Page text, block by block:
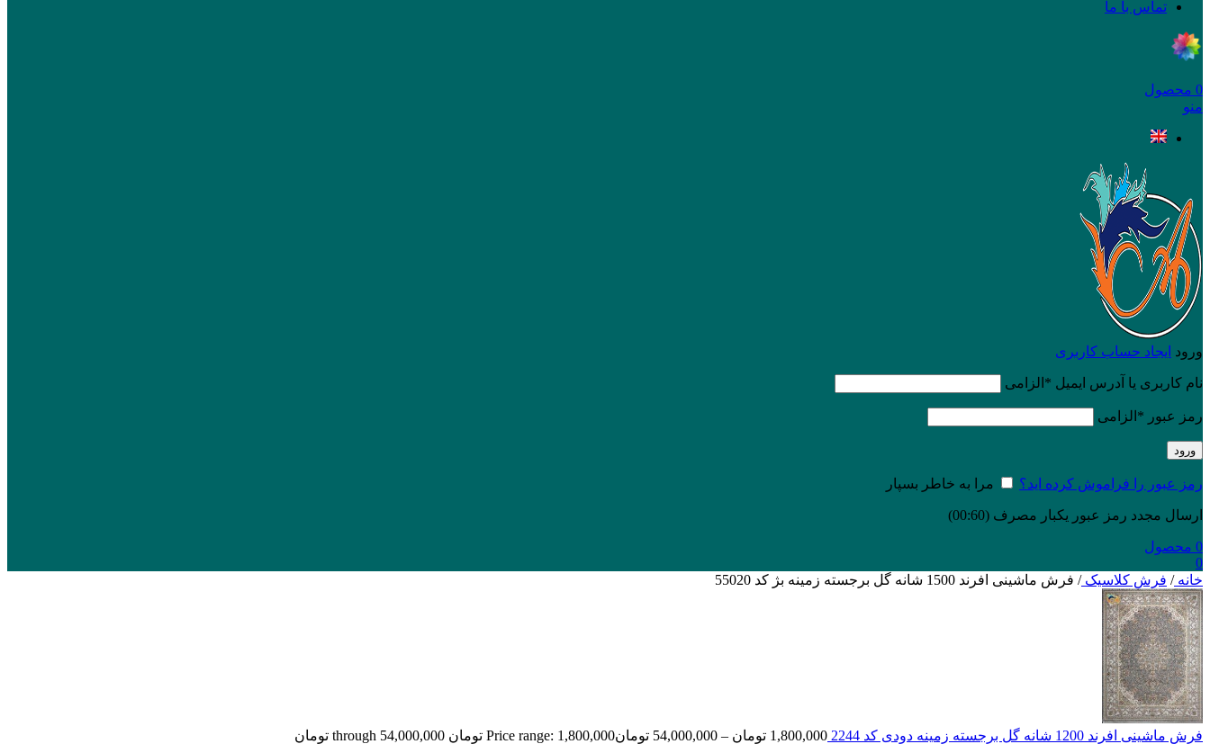
تماس با ما
0 محصول
منو
ورود ایجاد حساب کاربری
نام کاربری یا آدرس ایمیل * الزامی
رمز عبور * الزامی
ورود
رمز عبور را فراموش کرده اید؟ مرا به خاطر بسپار
ارسال مجدد رمز عبور یکبار مصرف (00:
60
)
0 محصول
0
خانه/ فرش کلاسیک/ فرش ماشینی افرند 1500 شانه گل برجسته زمینه بژ کد 55020
فرش ماشینی افرند 1200 شانه گل برجسته زمینه دودی کد 2244 1,800,000 تومان –
54,000,000 تومانPrice range: 1,800,000 تومان through 54,000,000 تومان